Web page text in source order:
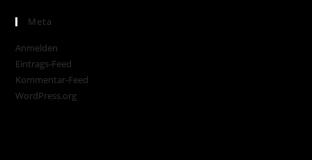
Meta
Anmelden
Eintrags-Feed
Kommentar-Feed
WordPress.org